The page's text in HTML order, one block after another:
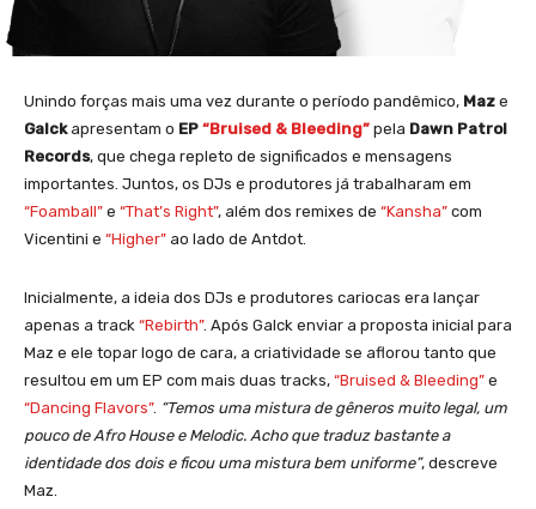
Unindo forças mais uma vez durante o período pandêmico, Maz e
Galckapresentam o EP “Bruised & Bleeding” pela Dawn Patrol
Records, que chega repleto de significados e mensagens
importantes. Juntos, os DJs e produtores já trabalharam em
“Foamball” e “That’s Right”, além dos remixes de “Kansha” com
Vicentini e “Higher” ao lado de Antdot.
Inicialmente, a ideia dos DJs e produtores cariocas era lançar
apenas a track “Rebirth”. Após Galck enviar a proposta inicial para
Maz e ele topar logo de cara, a criatividade se aflorou tanto que
resultou em um EP com mais duas tracks, “Bruised & Bleeding” e
“Dancing Flavors”. “Temos uma mistura de gêneros muito legal, um
pouco de Afro House e Melodic. Acho que traduz bastante a
identidade dos dois e ficou uma mistura bem uniforme”, descreve
Maz.